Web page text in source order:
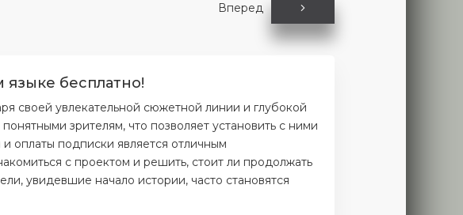
Вперед
языке бесплатно!
своей увлекательной сюжетной линии и глубокой
зрителям, что позволяет установить с ними
оплаты подписки является отличным
с проектом и решить, стоит ли продолжать
увидевшие начало истории, часто становятся